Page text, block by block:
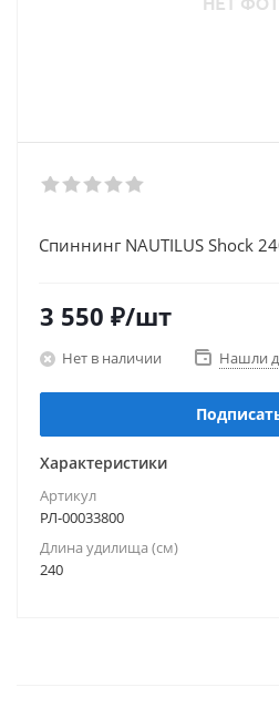
Спиннинг NAUTILUS Shock
3 550 ₽/шт
Нет в наличии Нашли
Характеристики
Артикул
РЛ-00033800
Длина удилища (см)
240